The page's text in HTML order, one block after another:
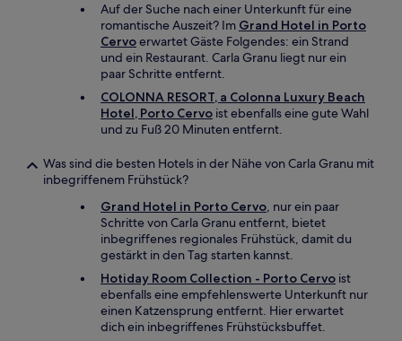
Auf der Suche nach einer Unterkunft für eine
romantische Auszeit? Im Grand Hotel in Porto
Cervoerwartet Gäste Folgendes: ein Strand
und ein Restaurant. Carla Granu liegt nur ein
paar Schritte entfernt.
COLONNA RESORT, a Colonna Luxury Beach
Hotel, Porto Cervo ist ebenfalls eine gute Wahl
und zu Fuß 20 Minuten entfernt.
Was sind die besten Hotels in der Nähe von Carla Granu mit
inbegriffenem Frühstück?
Grand Hotel in Porto Cervo, nur ein paar
Schritte von Carla Granu entfernt, bietet
inbegriffenes regionales Frühstück, damit du
gestärkt in den Tag starten kannst.
Hotiday Room Collection - Porto Cervo ist
ebenfalls eine empfehlenswerte Unterkunft nur
einen Katzensprung entfernt. Hier erwartet
dich ein inbegriffenes Frühstücksbuffet.